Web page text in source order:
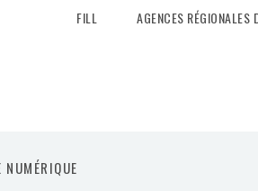
FILL AGENCES RÉGIONALES